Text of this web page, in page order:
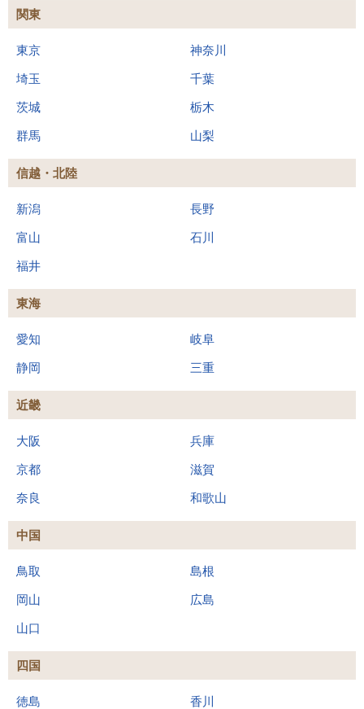
関東
東京 神奈川
埼玉 千葉
茨城 栃木
群馬 山梨
信越・北陸
新潟 長野
富山 石川
福井
東海
愛知 岐阜
静岡 三重
近畿
大阪 兵庫
京都 滋賀
奈良 和歌山
中国
鳥取 島根
岡山 広島
山口
四国
徳島 香川